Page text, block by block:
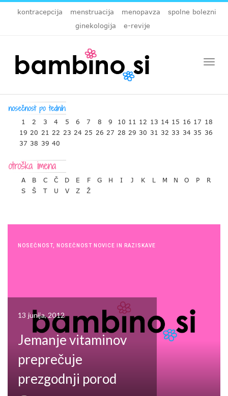
kontracepcija menstruacija menopavza
spolne bolezni
ginekologija
e-revije
1 2 3 4 5 6 7 8 9 10 11 12 13 14 15 16 17 18
19 20 21 22 23 24 25 26 27 28 29 30 31 32 33 34 35 36
37 38 39 40
A B C Č D E F G H I J K L M N O P
R
S
Š T U V Z Ž
NOSEČNOST, NOSEČNOST NOVICE IN RAZISKAVE
13 junija, 2012
Jemanje vitaminov
preprečuje
prezgodnji porod